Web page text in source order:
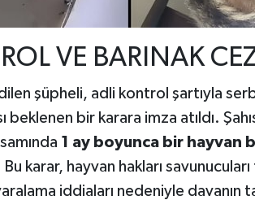
VE BARINAK
şüpheli, adli kontrol şartıyla
beklenen bir karara imza atıldı.
1 ay boyunca bir hayvan
Bu karar, hayvan hakları
iddiaları nedeniyle davanın